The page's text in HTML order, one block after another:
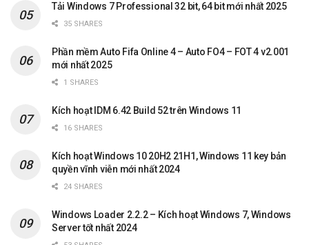
Tải Windows 7 Professional 32 bit, 64 bit mới nhất 2025
35 SHARES
Phần mềm Auto Fifa Online 4 – Auto FO4 – FOT 4 v2.001
mới nhất 2025
1 SHARES
Kích hoạt IDM 6.42 Build 52 trên Windows 11
16 SHARES
Kích hoạt Windows 10 20H2 21H1, Windows 11 key bản
quyền vĩnh viễn mới nhất 2024
24 SHARES
Windows Loader 2.2.2 – Kích hoạt Windows 7, Windows
Server tốt nhất 2024